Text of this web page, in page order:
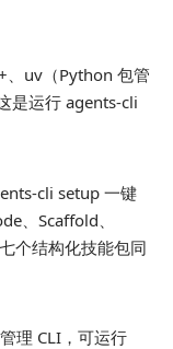
、uv（Python 包管
是运行 agents-cli
cli setup 一键
、Scaffold、
个结构化技能包同
理 CLI，可运行